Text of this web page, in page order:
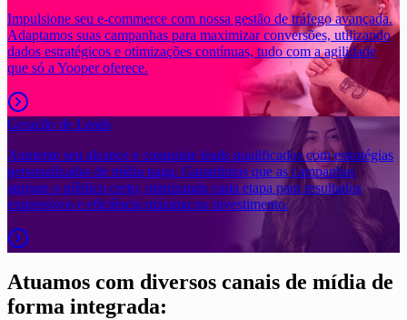
Impulsione seu e-commerce com nossa gestão de tráfego avançada.
Adaptamos suas campanhas para maximizar conversões, utilizando
dados estratégicos e otimizações contínuas, tudo com a agilidade
que só a Yooper oferece.
Geração de Leads
Aumente seu alcance e conquiste leads qualificados com estratégias
personalizadas de mídia paga. Garantimos que as campanhas
atinjam o público certo, otimizando cada etapa para resultados
expressivos e eficiência máxima no investimento.
Atuamos com diversos canais de mídia de
forma integrada: